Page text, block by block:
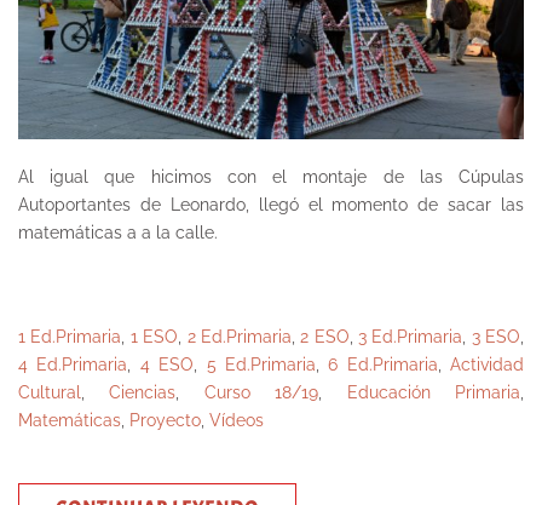
Al igual que hicimos con el montaje de las Cúpulas
Autoportantes de Leonardo, llegó el momento de sacar las
matemáticas a a la calle.
1 Ed.Primaria 1 ESO 2 Ed.Primaria 2 ESO 3 Ed.Primaria 3 ESO
4 Ed.Primaria
4 ESO 5 Ed.Primaria ,6 Ed.Primaria
Actividad
Cultural
,Ciencias Curso 18/19 Educación Primaria
Matemáticas Proyecto Vídeos